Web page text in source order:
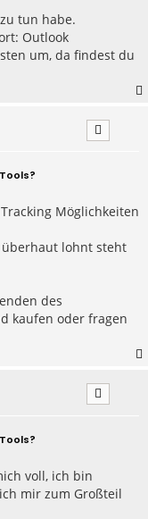
tun habe.
Outlook
um, da findest du
Möglichkeiten
lohnt steht
des
kaufen oder fragen
voll, ich bin
mir zum Großteil